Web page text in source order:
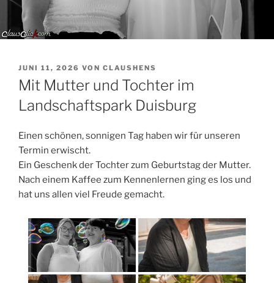
VERÖFFENTLICHT
AM
JUNI 11, 2026 VON CLAUSHENS
Mit Mutter und Tochter im
Landschaftspark Duisburg
Einen schönen, sonnigen Tag haben wir für unseren
Termin erwischt.
Ein Geschenk der Tochter zum Geburtstag der Mutter.
Nach einem Kaffee zum Kennenlernen ging es los und
hat uns allen viel Freude gemacht.